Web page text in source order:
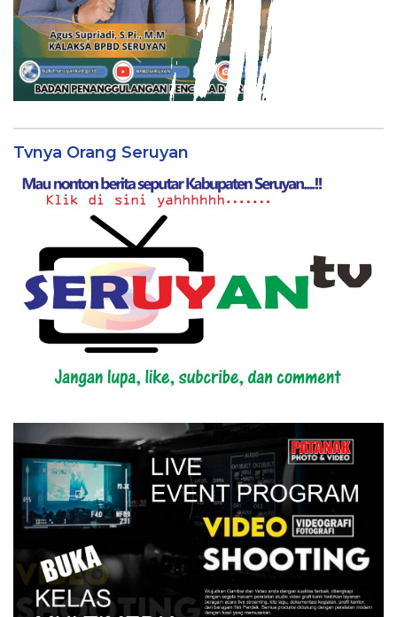
Tvnya Orang Seruyan